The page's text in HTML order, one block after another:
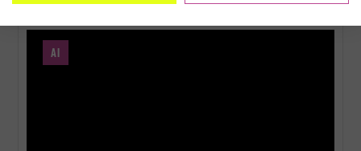
AI